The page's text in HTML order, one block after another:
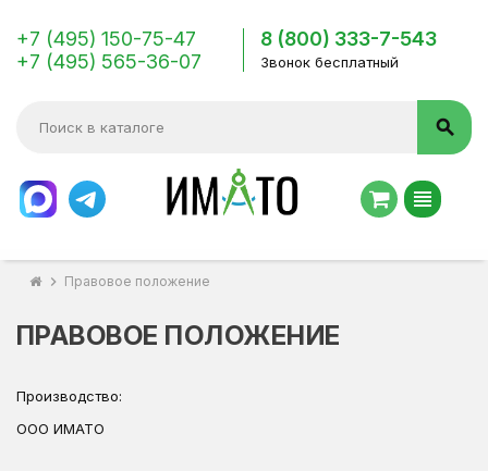
+7 (495) 150-75-47
+7 (495) 565-36-07
8 (800) 333-7-543
Звонок бесплатный
search
view_headline
chevron_right Правовое положение
ПРАВОВОЕ ПОЛОЖЕНИЕ
Производство:
ООО ИМАТО